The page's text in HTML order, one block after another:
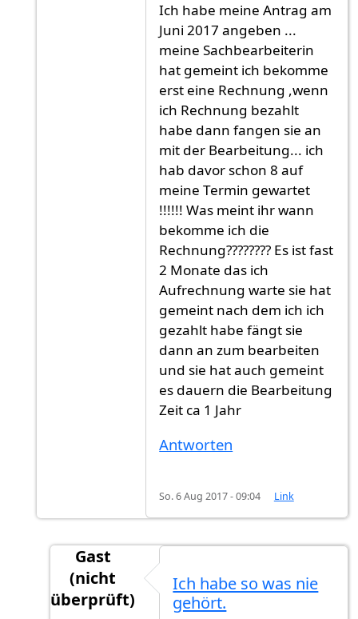
Ich habe meine Antrag am
Juni 2017 angeben ...
meine Sachbearbeiterin
hat gemeint ich bekomme
erst eine Rechnung ,wenn
ich Rechnung bezahlt
habe dann fangen sie an
mit der Bearbeitung... ich
hab davor schon 8 auf
meine Termin gewartet
!!!!!! Was meint ihr wann
bekomme ich die
Rechnung???????? Es ist fast
2 Monate das ich
Aufrechnung warte sie hat
gemeint nach dem ich ich
gezahlt habe fängt sie
dann an zum bearbeiten
und sie hat auch gemeint
es dauern die Bearbeitung
Zeit ca 1 Jahr
Antworten
So. 6 Aug 2017 - 09:04 Link
Gast
(nicht
überprüft)
Ich habe so was nie
gehört.